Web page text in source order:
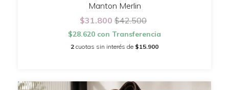
Manton Merlin
$31.800 $42.500
$28.620 con Transferencia
2 cuotas sin interés de $15.900